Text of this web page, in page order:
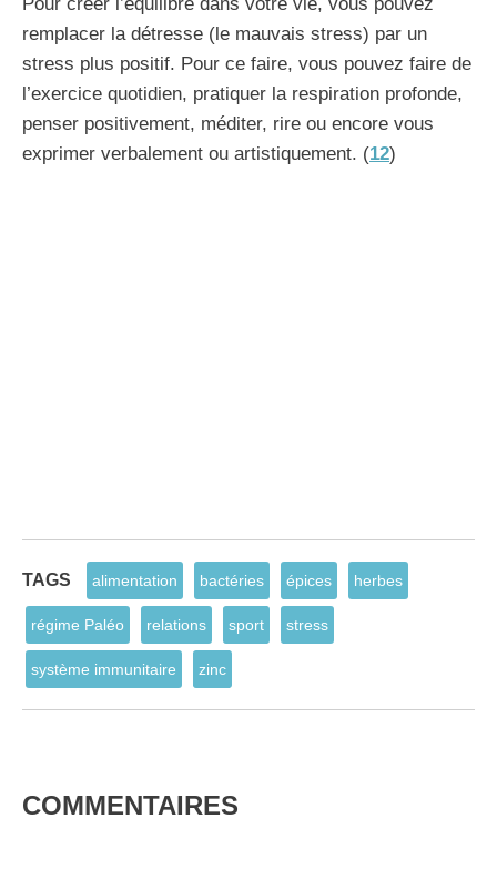
remplacer la détresse (le mauvais stress) par un
stress plus positif. Pour ce faire, vous pouvez faire de
l’exercice quotidien, pratiquer la respiration profonde,
penser positivement, méditer, rire ou encore vous
exprimer verbalement ou artistiquement. (12)
TAGS alimentation bactéries épices herbes
régime Paléo relations sport stress
système immunitaire zinc
COMMENTAIRES